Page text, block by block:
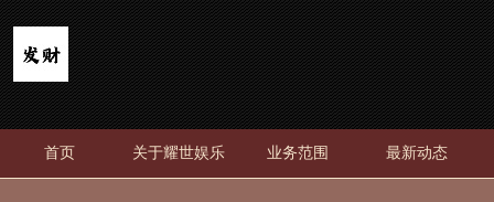
首页 关于耀世娱乐 业务范围 最新动态